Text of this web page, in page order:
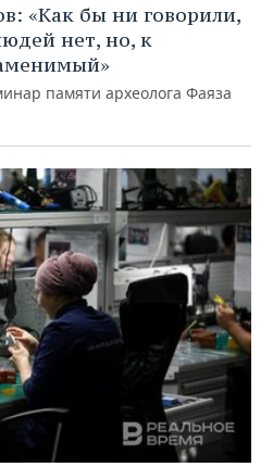
«Как бы ни говорили,
нет, но, к
памяти археолога Фаяза